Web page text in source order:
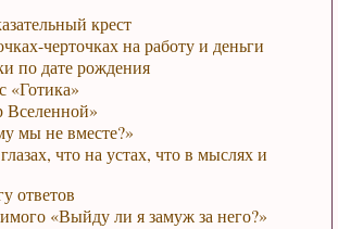
крест
черточках на работу и деньги
по дате рождения
«Готика»
мы не вместе?»
что на устах, что в мыслях и
ответов
«Выйду ли я замуж за него?»